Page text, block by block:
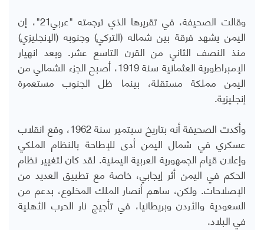
وقالت الصحيفة، في تقريرها الذي ترجمته "عربي21"، إن
اليمن يشهد فرقة بين شماله (التركي) وجنوبه (الإنجليزي)
منذ النصف الثاني من القرن التاسع عشر. وبعد انهيار
الإمبراطورية العثمانية سنة 1919، أصبح الجزء الشمالي من
اليمن مملكة مستقلة، بينما ظل الجنوب مستعمرة
إنجليزية.
وأكدت الصحيفة أنه بتاريخ سبتمبر سنة 1962، وقع انقلاب
عسكري في شمال اليمن أدى للإطاحة بالنظام الملكي
وإعلان قيام الجمهورية العربية اليمنية. لقد كان لتغيير نظام
الحكم في اليمن أثر إيجابي، خاصة مع تطبيق العديد من
الإصلاحات. ولكن، ساهم أنصار الملك المخلوع، بدعم من
السعودية والأردن وبريطانيا، في تأجيج نار الحرب الأهلية
في البلاد.